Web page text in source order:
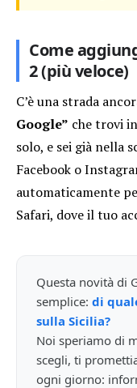
Come
2 (più veloce)
C’è una strada
Google” che trovi
solo, e sei già nella
Facebook o
automaticamente
Safari, dove il tuo
Questa novità di
semplice: di
sulla Sicilia?
Noi speriamo di
scegli, ti
ogni giorno: